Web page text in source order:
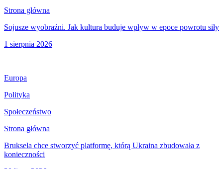
Strona główna
Sojusze wyobraźni. Jak kultura buduje wpływ w epoce powrotu siły
1 sierpnia 2026
Europa
Polityka
Społeczeństwo
Strona główna
Bruksela chce stworzyć platformę, którą Ukraina zbudowała z
konieczności